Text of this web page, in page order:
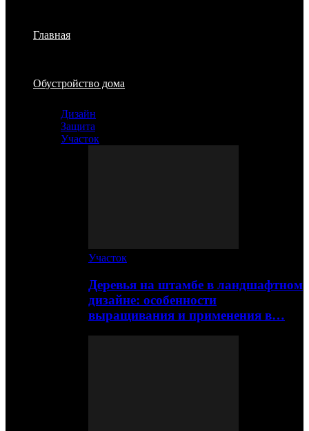
Главная
Обустройство дома
Дизайн
Защита
Участок
Участок
Деревья на штамбе в ландшафтном
дизайне: особенности
выращивания и применения в…